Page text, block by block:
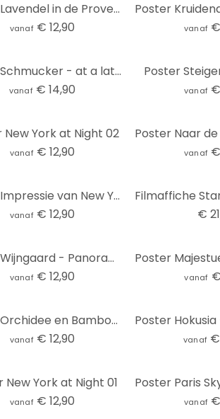
Poster Lavendel in de Provence (Panorama)
vanaf € 12,90 vanaf
Poster Schmucker - at a later time - panorama
vanaf € 14,90
Poster
vanaf
New York at Night 02
vanaf € 12,90 vanaf
Poster Impressie van New York City
vanaf € 12,90
€
Poster Wijngaard - Panorama
vanaf € 12,90 vanaf
Poster Orchidee en Bamboe- Panorama 02
vanaf € 12,90 vanaf €
New York at Night 01
vanaf € 12,90 vanaf